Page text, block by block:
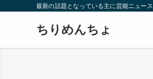
最新の話題となっている主に芸能ニュー
ちりめんちょ